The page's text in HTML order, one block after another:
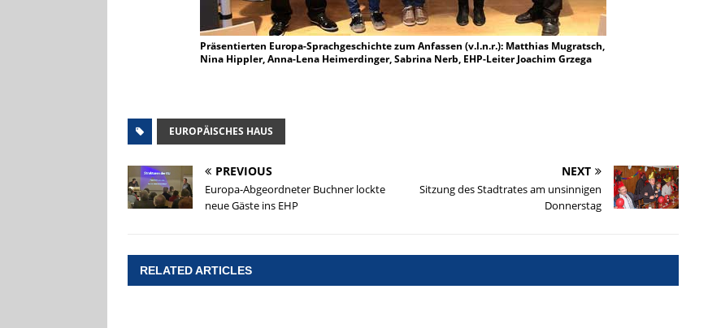
Präsentierten Europa-Sprachgeschichte zum Anfassen (v.l.n.r.): Matthias Mugratsch,
Nina Hippler, Anna-Lena Heimerdinger, Sabrina Nerb, EHP-Leiter Joachim Grzega
EUROPÄISCHES HAUS
PREVIOUS
Europa-Abgeordneter Buchner lockte
neue Gäste ins EHP
NEXT
Sitzung des Stadtrates am unsinnigen
Donnerstag
RELATED ARTICLES